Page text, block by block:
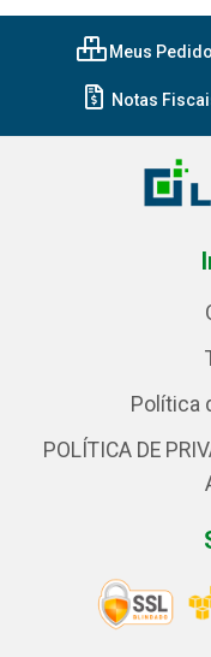
Meus
Notas
Política
POLÍTICA DE